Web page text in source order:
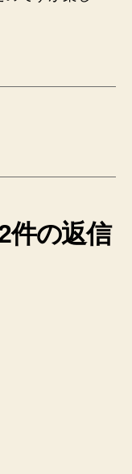
件の返信